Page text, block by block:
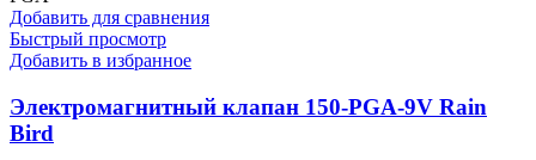
Добавить для сравнения
Быстрый просмотр
Добавить в избранное
Электромагнитный клапан 150-PGA-9V Rain
Bird